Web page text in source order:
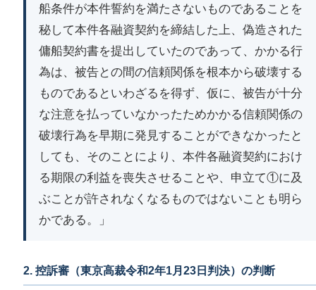
船条件が本件誓約を満たさないものであることを
秘して本件各融資契約を締結した上、偽造された
傭船契約書を提出していたのであって、かかる行
為は、被告との間の信頼関係を根本から破壊する
ものであるといわざるを得ず、仮に、被告が十分
な注意を払っていなかったためかかる信頼関係の
破壊行為を早期に発見することができなかったと
しても、そのことにより、本件各融資契約におけ
る期限の利益を喪失させることや、申立て①に及
ぶことが許されなくなるものではないことも明ら
かである。」
2. 控訴審（東京高裁令和2年1月23日判決）の判断